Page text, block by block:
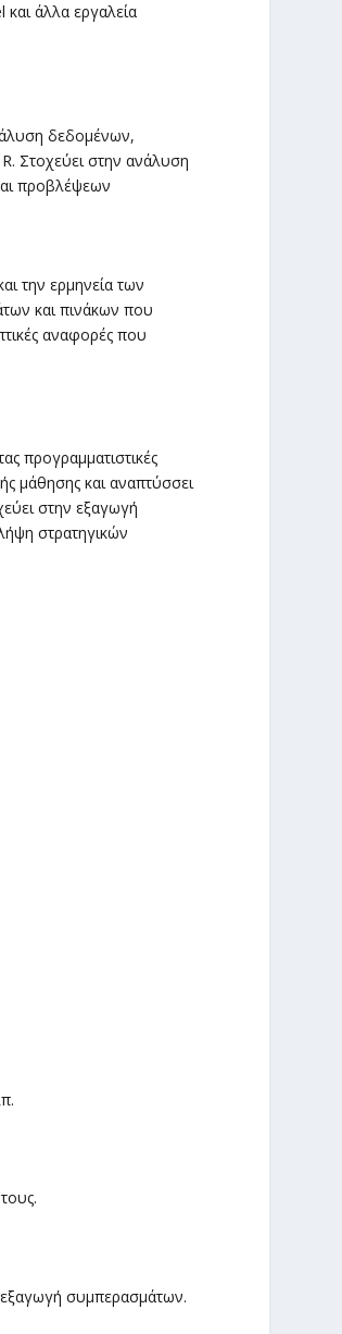
άλλα εργαλεία
δεδομένων,
Στοχεύει στην ανάλυση
προβλέψεων
την ερμηνεία των
και πινάκων που
αναφορές που
προγραμματιστικές
μάθησης και αναπτύσσει
στην εξαγωγή
στρατηγικών
εξαγωγή συμπερασμάτων.